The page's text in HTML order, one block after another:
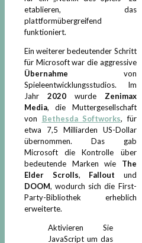
etablieren, das
plattformübergreifend
funktioniert.
Ein weiterer bedeutender Schritt
für Microsoft war die aggressive
Übernahme von
Spieleentwicklungsstudios. Im
Jahr 2020 wurde Zenimax
Media, die Muttergesellschaft
von Bethesda Softworks, für
etwa 7,5 Milliarden US-Dollar
übernommen. Das gab
Microsoft die Kontrolle über
bedeutende Marken wie The
Elder Scrolls, Fallout und
DOOM, wodurch sich die First-
Party-Bibliothek erheblich
erweiterte.
Aktivieren Sie
JavaScript um das